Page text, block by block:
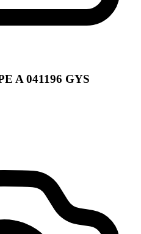
A 041196 GYS